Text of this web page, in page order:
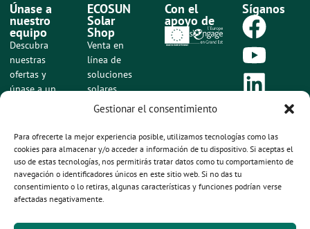
Gestionar el consentimiento
Para ofrecerte la mejor experiencia posible, utilizamos tecnologías como las
cookies para almacenar y/o acceder a información de tu dispositivo. Si aceptas el
uso de estas tecnologías, nos permitirás tratar datos como tu comportamiento de
navegación o identificadores únicos en este sitio web. Si no das tu
consentimiento o lo retiras, algunas características y funciones podrían verse
afectadas negativamente.
Únase a
nuestro
equipo
Descubra
nuestras
ofertas y
únase a un
y ambicioso
Ver
nuestras
ofertas
de
empleo
ECOSUN
Solar
Shop
Venta en
línea de
soluciones
solares
móviles listas
Comprar en
ecosunsolarshop.com
Con el
apoyo de
Síganos